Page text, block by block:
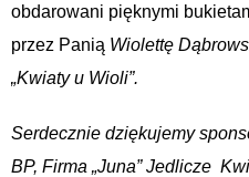
obdarowani pięknymi
przez Panią Wiolettę
„Kwiaty u Wioli”.
Serdecznie dziękujemy
BP, Firma „Juna” Jedlicze